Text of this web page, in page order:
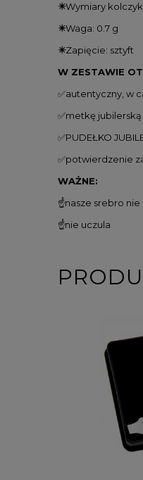
✴️Wymiary
✴️Waga: 0.7 g
✴️Zapięcie: sztyft
W ZESTAWIE
✅autentyczny, w
✅metkę
✅PUDEŁKO
✅potwierdzenie
️WAŻNE:
☝️nasze srebro nie
☝️nie uczula